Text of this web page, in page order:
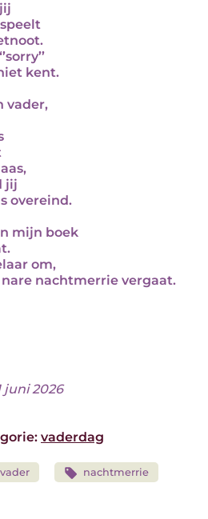
kent.
vader,
jij
overeind.
mijn boek
om,
nachtmerrie vergaat.
juni 2026
vaderdag
vader nachtmerrie